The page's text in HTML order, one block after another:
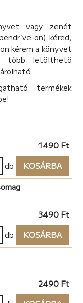
vagy zenét
on) kéred,
kérem a könyvet
több letölthető
termékek
1490 Ft
db
KOSÁRBA
3490 Ft
db
KOSÁRBA
2490 Ft